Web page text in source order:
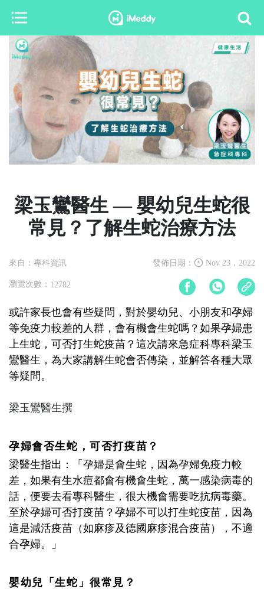
梁玉鸞醫生 — 嬰幼兒生蛇很
常見？了解生蛇治療方法
來自：專科資訊 發佈日期： Nov 23，2022
瀏覽次數： 12782
或許家長也會有些疑問，對於嬰幼兒、小朋友和孕婦
等免疫力較差的人群，會有機會生蛇嗎？如果孕婦患
上生蛇，可否打生蛇疫苗？這次請來急症科專科梁玉
鸞醫生，為大家講解生蛇會否傳染，並解答各種大眾
等疑問。
梁玉鸞醫生撰
孕婦會否生蛇，可否打疫苗？
梁醫生指出：「孕婦是會生蛇，因為孕婦免疫力較
差，如果有生水痘都會有機會生蛇，萬一感染病毒的
話，便要去看專科醫生，很大機會需要吃抗病毒藥。
至於孕婦可否打疫苗？孕婦不可以打生蛇疫苗，因為
這是減活疫苗（如麻疹及德國麻疹混合疫苗），不適
合孕婦。」
嬰幼兒「生蛇」很常見？